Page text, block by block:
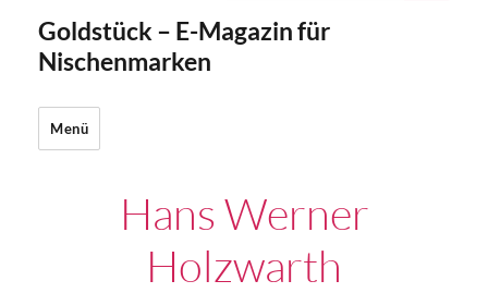
Goldstück – E-Magazin für
Nischenmarken
Menü
Hans Werner
Holzwarth